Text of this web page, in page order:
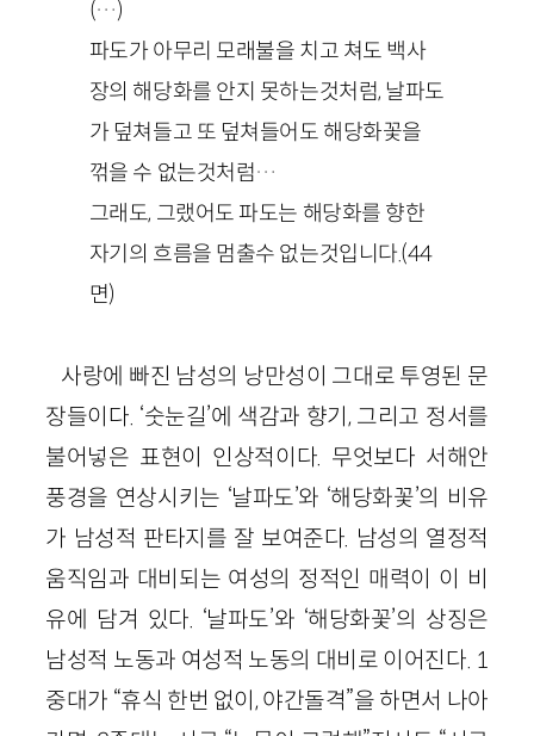
(…)
파도가 아무리 모래불을 치고 쳐도 백사
장의 해당화를 안지 못하는것처럼, 날파도
가 덮쳐들고 또 덮쳐들어도 해당화꽃을
꺾을 수 없는것처럼…
그래도, 그랬어도 파도는 해당화를 향한
자기의 흐름을 멈출수 없는것입니다.(44
면)
사랑에 빠진 남성의 낭만성이 그대로 투영된 문
장들이다. ‘숫눈길’에 색감과 향기, 그리고 정서를
불어넣은 표현이 인상적이다. 무엇보다 서해안
풍경을 연상시키는 ‘날파도’와 ‘해당화꽃’의 비유
가 남성적 판타지를 잘 보여준다. 남성의 열정적
움직임과 대비되는 여성의 정적인 매력이 이 비
유에 담겨 있다. ‘날파도’와 ‘해당화꽃’의 상징은
남성적 노동과 여성적 노동의 대비로 이어진다. 1
중대가 “휴식 한번 없이, 야간돌격”을 하면서 나아